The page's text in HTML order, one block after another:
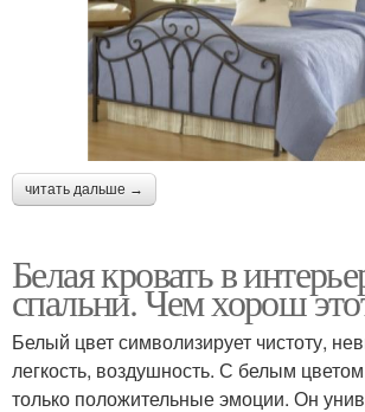
читать дальше →
Белая кровать в
спальни. Чем хорош
Белый цвет символизирует чистоту,
легкость, воздушность. С белым
только положительные эмоции. Он